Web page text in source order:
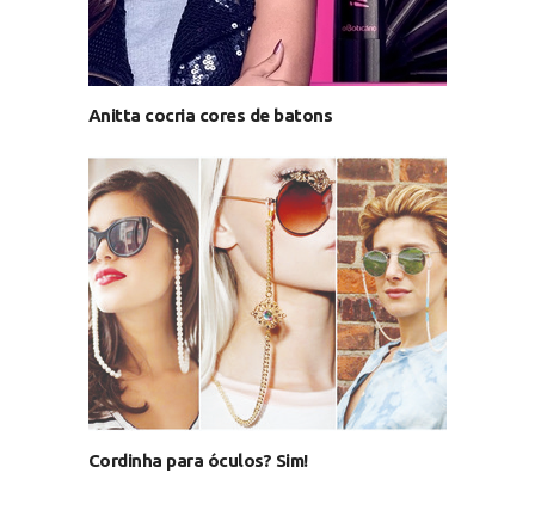
Anitta cocria cores de batons
Cordinha para óculos? Sim!